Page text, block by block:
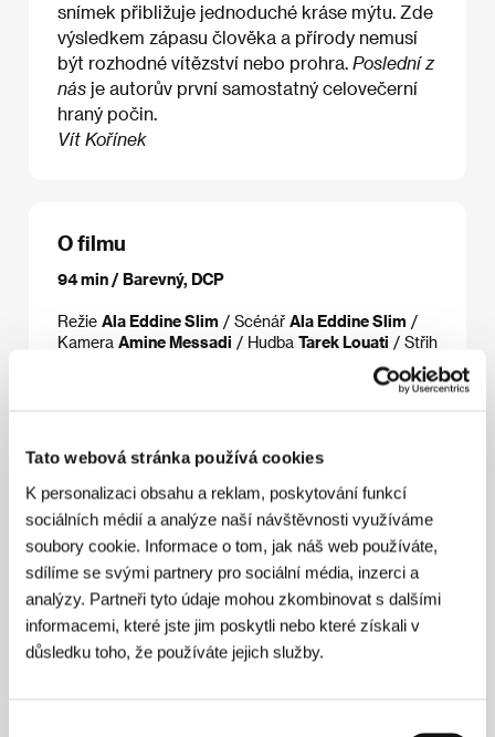
Tato webová stránka používá cookies
K personalizaci obsahu a reklam, poskytování funkcí
sociálních médií a analýze naší návštěvnosti využíváme
soubory cookie. Informace o tom, jak náš web používáte,
sdílíme se svými partnery pro sociální média, inzerci a
analýzy. Partneři tyto údaje mohou zkombinovat s dalšími
informacemi, které jste jim poskytli nebo které získali v
důsledku toho, že používáte jejich služby.
snímek přibližuje jednoduché kráse mýtu. Zde
výsledkem zápasu člověka a přírody nemusí
být rozhodné vítězství nebo prohra. Poslední z
nás je autorův první samostatný celovečerní
hraný počin.
Vít Kořínek
O filmu
94 min / Barevný, DCP
Režie Ala Eddine Slim / Scénář Ala Eddine Slim /
Kamera Amine Messadi / Hudba Tarek Louati / Střih
Mohamed Ismail Louati, Kamel Laaridhi,
/ KoprodukceSVP / Hrají
Jawhar Soudani, Fathi
Akkari, Jihed Fourti/ Sales Still Moving
Režie